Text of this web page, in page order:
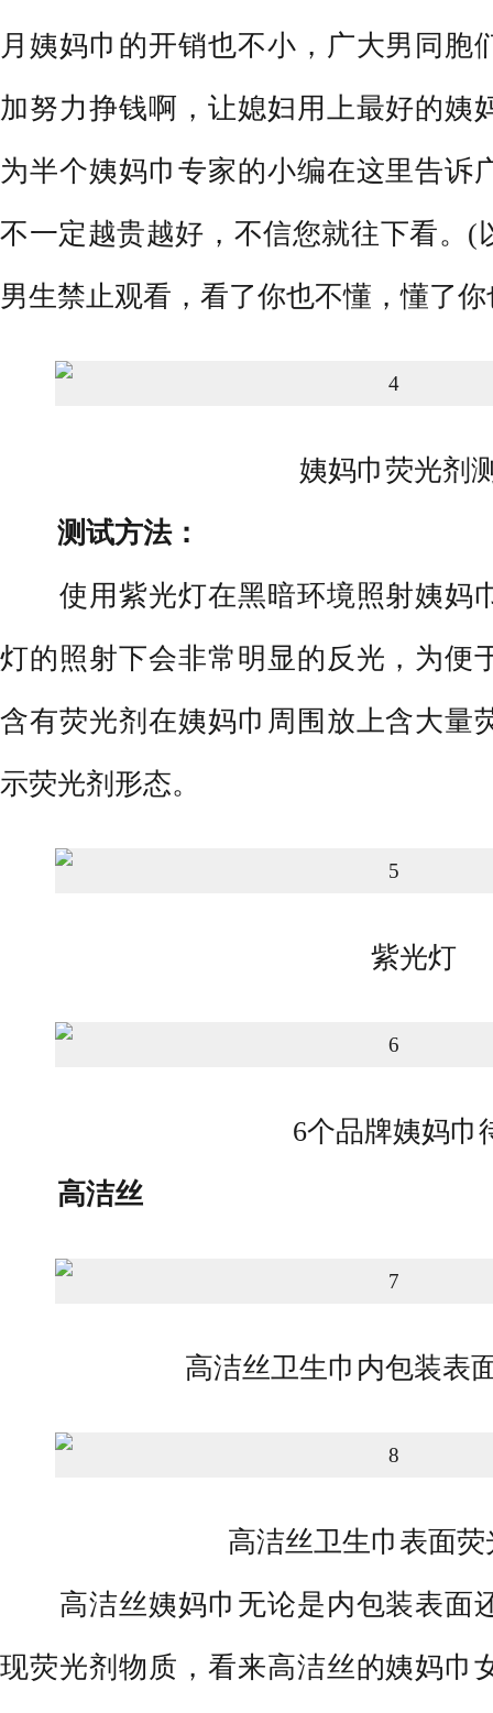
月姨妈巾的开销也不小，广大男同胞
加努力挣钱啊，让媳妇用上最好的姨
为半个姨妈巾专家的小编在这里告诉
不一定越贵越好，不信您就往下看。(
男生禁止观看，看了你也不懂，懂了
姨妈巾荧光剂
测试方法：
使用紫光灯在黑暗环境照射姨妈
灯的照射下会非常明显的反光，为便
含有荧光剂在姨妈巾周围放上含大量
示荧光剂形态。
紫光灯
6个品牌姨妈巾
高洁丝
高洁丝卫生巾内包装表
高洁丝卫生巾表面荧
高洁丝姨妈巾无论是内包装表面
现荧光剂物质，看来高洁丝的姨妈巾